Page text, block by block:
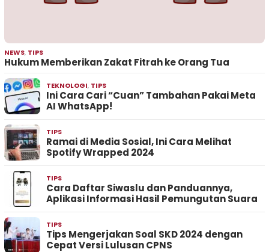
NEWS, TIPS
Hukum Memberikan Zakat Fitrah ke Orang Tua
TEKNOLOGI, TIPS
Ini Cara Cari “Cuan” Tambahan Pakai Meta
AI WhatsApp!
TIPS
Ramai di Media Sosial, Ini Cara Melihat
Spotify Wrapped 2024
TIPS
Cara Daftar Siwaslu dan Panduannya,
Aplikasi Informasi Hasil Pemungutan Suara
TIPS
Tips Mengerjakan Soal SKD 2024 dengan
Cepat Versi Lulusan CPNS